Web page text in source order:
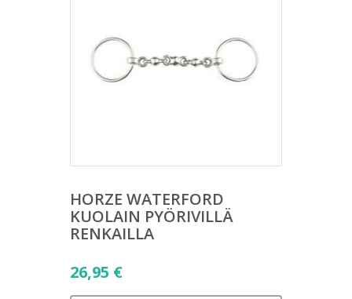
HORZE WATERFORD
KUOLAIN PYÖRIVILLÄ
RENKAILLA
26,95 €